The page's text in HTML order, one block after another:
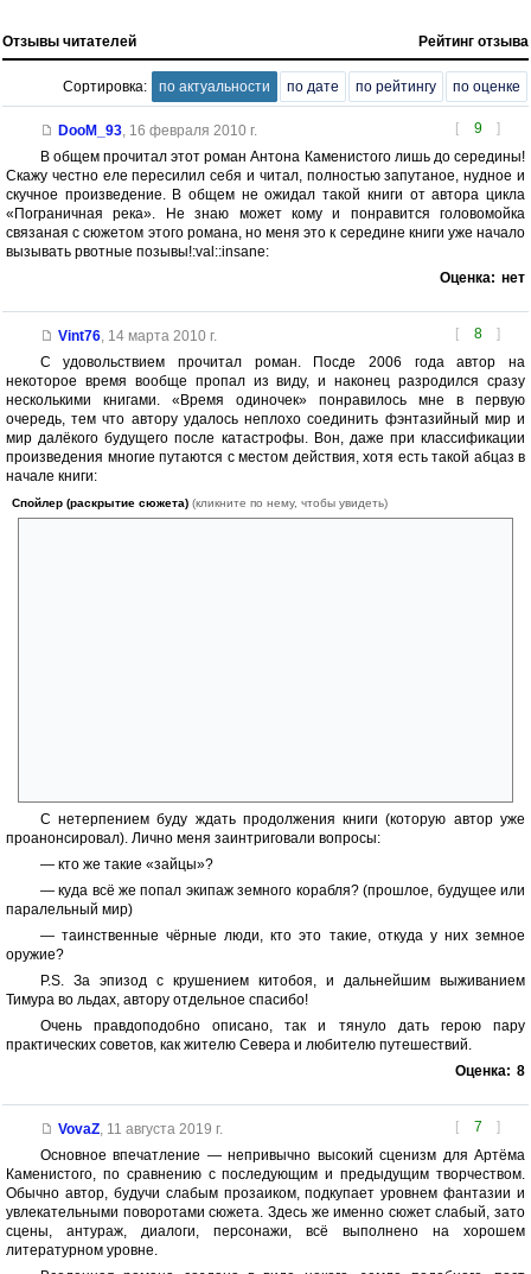
Отзывы читателей Рейтинг отзыва
Сортировка: по актуальности по дате по рейтингу по оценке
[ 9 ]
DooM_93, 16 февраля 2010 г.
В общем прочитал этот роман Антона Каменистого лишь до середины!
Скажу честно еле пересилил себя и читал, полностью запутаное, нудное и
скучное произведение. В общем не ожидал такой книги от автора цикла
«Пограничная река». Не знаю может кому и понравится головомойка
связаная с сюжетом этого романа, но меня это к середине книги уже начало
вызывать рвотные позывы!:val::insane:
Оценка: нет
[ 8 ]
Vint76, 14 марта 2010 г.
С удовольствием прочитал роман. Посде 2006 года автор на
некоторое время вообще пропал из виду, и наконец разродился сразу
несколькими книгами. «Время одиночек» понравилось мне в первую
очередь, тем что автору удалось неплохо соединить фэнтазийный мир и
мир далёкого будущего после катастрофы. Вон, даже при классификации
произведения многие путаются с местом действия, хотя есть такой абцаз в
начале книги:
Спойлер (раскрытие сюжета) (кликните по нему, чтобы увидеть)
С нетерпением буду ждать продолжения книги (которую автор уже
проанонсировал). Лично меня заинтриговали вопросы:
— кто же такие «зайцы»?
— куда всё же попал экипаж земного корабля? (прошлое, будущее или
паралельный мир)
— таинственные чёрные люди, кто это такие, откуда у них земное
оружие?
P.S. За эпизод с крушением китобоя, и дальнейшим выживанием
Тимура во льдах, автору отдельное спасибо!
Очень правдоподобно описано, так и тянуло дать герою пару
практических советов, как жителю Севера и любителю путешествий.
Оценка: 8
[ 7 ]
VovaZ, 11 августа 2019 г.
Основное впечатление — непривычно высокий сценизм для Артёма
Каменистого, по сравнению с последующим и предыдущим творчеством.
Обычно автор, будучи слабым прозаиком, подкупает уровнем фантазии и
увлекательными поворотами сюжета. Здесь же именно сюжет слабый, зато
сцены, антураж, диалоги, персонажи, всё выполнено на хорошем
литературном уровне.